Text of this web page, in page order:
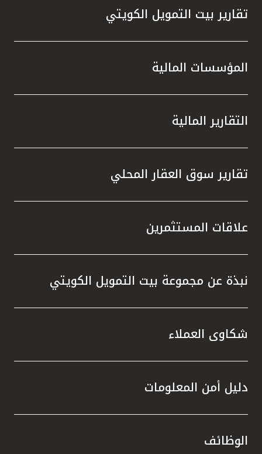
تقارير بيت التمويل الكويتي
المؤسسات المالية
التقارير المالية
تقارير سوق العقار المحلي
علاقات المستثمرين
نبذة عن مجموعة بيت التمويل الكويتي
شكاوى العملاء
دليل أمن المعلومات
الوظائف